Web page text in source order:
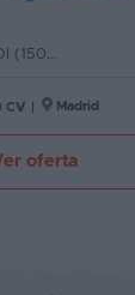
Shooting Brake R-Line 2.0 TDI (150 CV) DSG
CV Madrid
oferta